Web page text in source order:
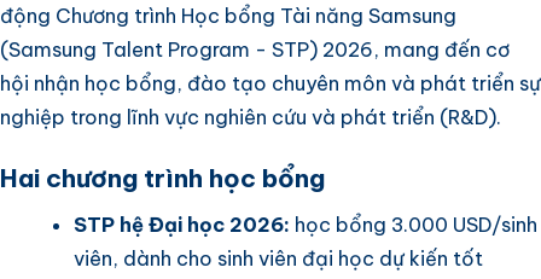
động Chương trình Học bổng Tài năng Samsung
(Samsung Talent Program - STP) 2026, mang đến cơ
hội nhận học bổng, đào tạo chuyên môn và phát triển sự
nghiệp trong lĩnh vực nghiên cứu và phát triển (R&D).
Hai chương trình học bổng
STP hệ Đại học 2026: học bổng 3.000 USD/sinh
viên, dành cho sinh viên đại học dự kiến tốt